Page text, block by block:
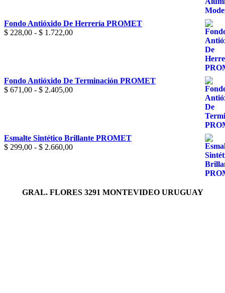
Fondo Antióxido De Herrería PROMET
$ 228,00 - $ 1.722,00Rango
hasta
$ 1.722,00
Fondo Antióxido De Terminación PROMET
$ 671,00 - $ 2.405,00Rango
hasta
$ 2.405,00
Esmalte Sintético Brillante PROMET
$ 299,00 - $ 2.660,00Rango
hasta
GRAL. FLORES 3291 MONTEVIDEO URUGUAY